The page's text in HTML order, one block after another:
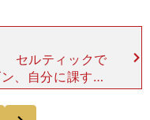
セルティックで
、自分に課すの
果と、周囲と違
になる。 今季